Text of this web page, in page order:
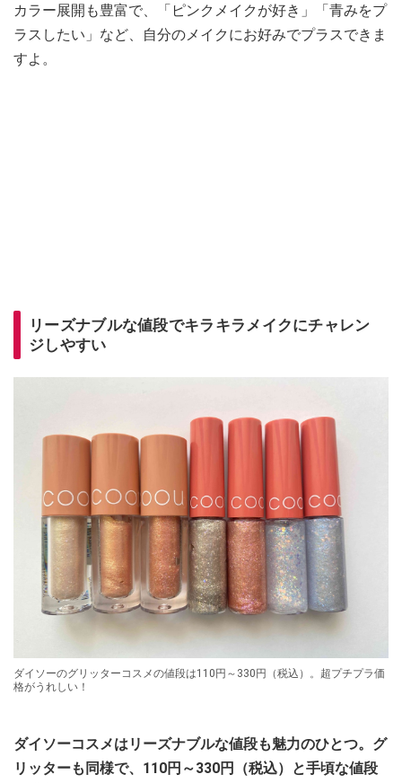
カラー展開も豊富で、「ピンクメイクが好き」「青みをプ
ラスしたい」など、自分のメイクにお好みでプラスできま
すよ。
リーズナブルな値段でキラキラメイクにチャレン
ジしやすい
ダイソーのグリッターコスメの値段は110円～330円（税込）。超プチプラ価
格がうれしい！
ダイソーコスメはリーズナブルな値段も魅力のひとつ。グ
リッターも同様で、110円～330円（税込）と手頃な値段